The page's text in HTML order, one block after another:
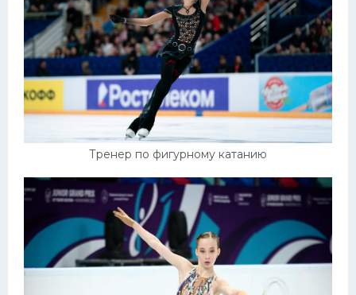
Тренер по фигурному катанию